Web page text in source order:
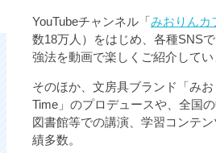
YouTubeチャンネル「 みおりんカ
数18万人）をはじめ、各種SNS
強法を動画で楽しくご紹介してい
そのほか、文房具ブランド「み
Time」のプロデュースや、全国
図書館等での講演、学習コンテ
績多数。